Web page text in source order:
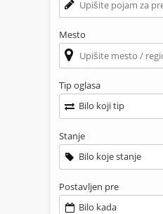
Mesto
Tip oglasa
Bilo koji tip
Stanje
Bilo koje stanje
Postavljen pre
Bilo kada